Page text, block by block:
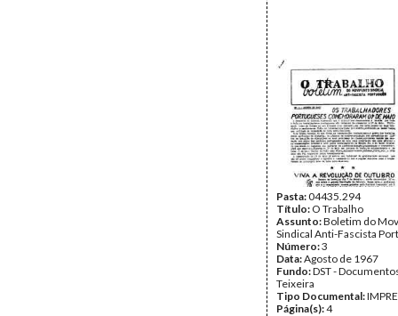
Pasta:04435.294
Título: O Trabalho
Assunto:Boletim do
Sindical Anti-Fascista
Número:3
Data:Agosto de 1967
Fundo:DST -
Teixeira
Tipo Documental:
Página(s):4